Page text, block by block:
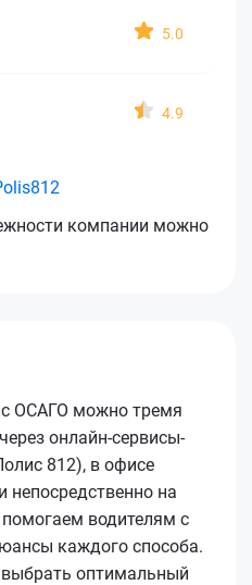
5.0
4.9
компании можно
ОСАГО можно тремя
онлайн-сервисы-
812), в офисе
непосредственно на
водителям с
каждого способа.
оптимальный